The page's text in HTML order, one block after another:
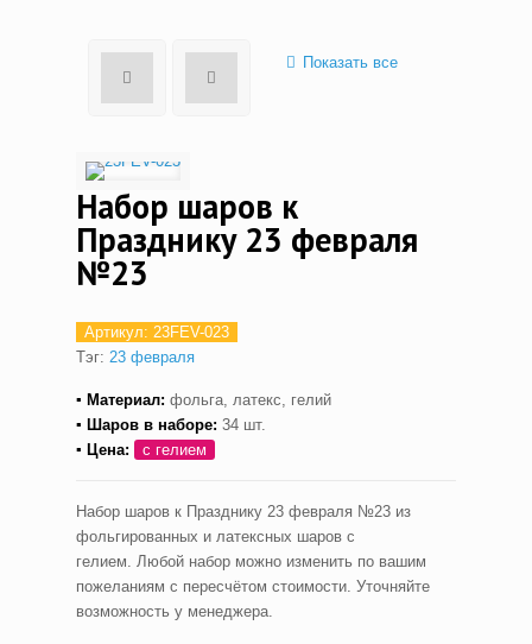
Показать все
Набор шаров к
Празднику 23 февраля
№23
Артикул: 23FEV-023
Тэг: 23 февраля
▪ Материал: фольга, латекс, гелий
▪ Шаров в наборе: 34 шт.
▪ Цена:
с гелием
Набор шаров к Празднику 23 февраля №23 из
фольгированных и латексных шаров с
гелием. Любой набор можно изменить по вашим
пожеланиям с пересчётом стоимости. Уточняйте
возможность у менеджера.